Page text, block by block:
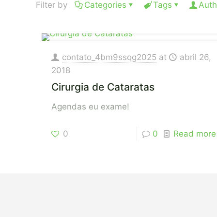
Filter by Categories Tags
contato_4bm9ssqg2025 at
abril 26,
2018
Cirurgia de Cataratas
Agendas eu exame!
0 0 Read more